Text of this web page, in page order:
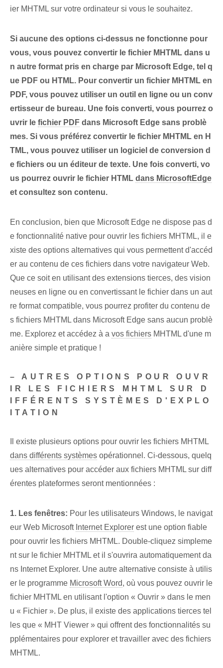
ier MHTML sur votre ordinateur si vous le souhaitez.
Si aucune des options ci-dessus ne fonctionne pour
vous, vous pouvez convertir le fichier ⁣MHTML dans u
n autre format pris en charge par Microsoft Edge, tel q
ue PDF ou HTML. Pour convertir un fichier MHTML en
PDF, vous pouvez utiliser un outil en ligne ou un conv
ertisseur de bureau. ⁢Une fois converti, vous pourrez‌ o
uvrir le fichier PDF dans Microsoft Edge sans problè
mes. ‌Si vous préférez convertir le fichier MHTML en H
TML, vous pouvez utiliser un logiciel de conversion d
e fichiers ou un éditeur de texte. Une fois converti, vo
us pourrez ouvrir le fichier HTML dans MicrosoftEdge
et consultez son contenu.
En conclusion, bien que Microsoft Edge ne dispose pas d
e fonctionnalité native pour ouvrir les fichiers MHTML, il e
xiste des options alternatives qui vous permettent d'accéd
er au contenu de ces fichiers dans votre navigateur Web.
Que ce soit en utilisant des extensions tierces, des vision
neuses en ligne ou en convertissant le fichier dans un aut
re format compatible, vous pourrez profiter du contenu de
s fichiers ⁤MHTML dans Microsoft Edge sans aucun problè
me. Explorez⁣ et accédez à ⁢a vos fichiers MHTML d'une m
anière simple et pratique !
– AUTRES OPTIONS POUR OUVR
IR LES FICHIERS MHTML SUR D
IFFÉRENTS SYSTÈMES D'EXPLO
ITATION
Il existe plusieurs options pour ouvrir les fichiers MHTML‌
dans différents systèmes opérationnel.⁤ Ci-dessous, quelq
ues alternatives pour accéder aux fichiers MHTML sur diff
érentes plateformes seront mentionnées :
1. Les fenêtres: Pour les utilisateurs Windows, le navigat
eur Web Microsoft Internet Explorer est une option fiable‌
pour ouvrir les fichiers MHTML. Double-cliquez simpleme
nt sur le fichier MHTML et il s'ouvrira automatiquement da
ns Internet Explorer. Une autre alternative consiste à utilis
er le programme Microsoft Word, où vous pouvez ouvrir le
fichier MHTML en utilisant l'option « Ouvrir » dans le men
u « Fichier ». De plus, il existe des applications tierces tel
les que « MHT Viewer » qui offrent des fonctionnalités su
pplémentaires pour explorer et travailler avec des fichiers
MHTML.